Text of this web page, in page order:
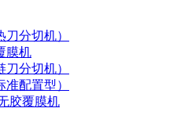
分切机）
膜机
分切机）
配置型）
胶覆膜机